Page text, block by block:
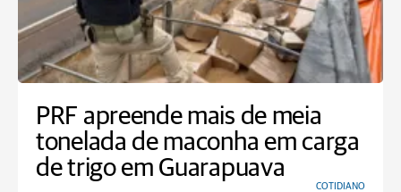
PRF apreende mais de meia
tonelada de maconha em carga
de trigo em Guarapuava
COTIDIANO